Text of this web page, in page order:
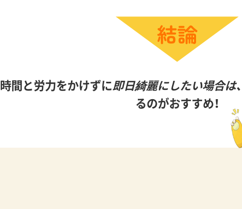
時間と労力をかけずに即日綺麗にしたい場合は、
るのがおすすめ！